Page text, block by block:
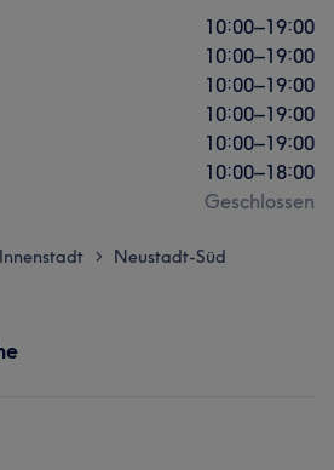
10:00–19:00
10:00–19:00
10:00–19:00
10:00–19:00
10:00–19:00
10:00–18:00
Geschlossen
Innenstadt > Neustadt-Süd